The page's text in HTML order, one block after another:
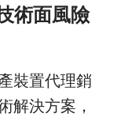
術面風險
裝置代理銷
解決方案，